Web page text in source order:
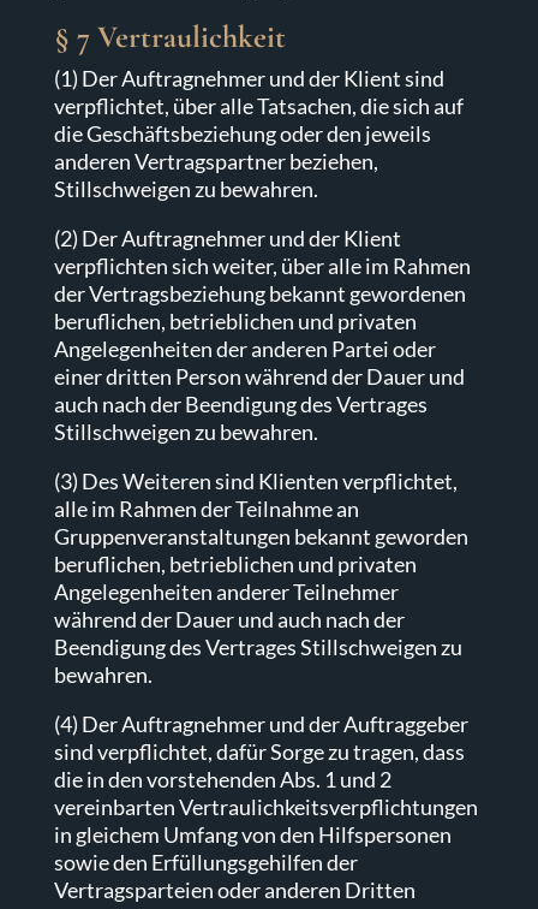
§ 7 Vertraulichkeit
(1) Der Auftragnehmer und der Klient sind
verpflichtet, über alle Tatsachen, die sich auf
die Geschäftsbeziehung oder den jeweils
anderen Vertragspartner beziehen,
Stillschweigen zu bewahren.
(2) Der Auftragnehmer und der Klient
verpflichten sich weiter, über alle im Rahmen
der Vertragsbeziehung bekannt gewordenen
beruflichen, betrieblichen und privaten
Angelegenheiten der anderen Partei oder
einer dritten Person während der Dauer und
auch nach der Beendigung des Vertrages
Stillschweigen zu bewahren.
(3) Des Weiteren sind Klienten verpflichtet,
alle im Rahmen der Teilnahme an
Gruppenveranstaltungen bekannt geworden
beruflichen, betrieblichen und privaten
Angelegenheiten anderer Teilnehmer
während der Dauer und auch nach der
Beendigung des Vertrages Stillschweigen zu
bewahren.
(4) Der Auftragnehmer und der Auftraggeber
sind verpflichtet, dafür Sorge zu tragen, dass
die in den vorstehenden Abs. 1 und 2
vereinbarten Vertraulichkeitsverpflichtungen
in gleichem Umfang von den Hilfspersonen
sowie den Erfüllungsgehilfen der
Vertragsparteien oder anderen Dritten